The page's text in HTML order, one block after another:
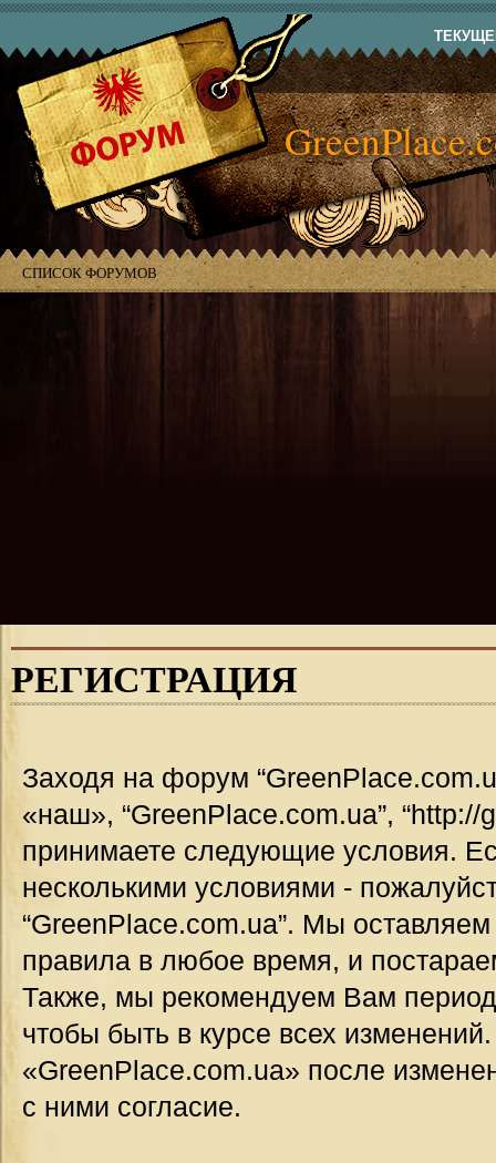
СПИСОК ФОРУМОВ
РЕГИСТРАЦИЯ
Заходя на форум
«наш», “GreenPlace.com.ua”,
принимаете следующие условия.
несколькими условиями -
“GreenPlace.com.ua”. Мы
правила в любое время, и
Также, мы рекомендуем Вам
чтобы быть в курсе всех
«GreenPlace.com.ua» после
с ними согласие.